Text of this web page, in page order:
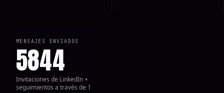
MENSAJES ENVIADOS
5844
Invitaciones de LinkedIn +
seguimientos a través de 1